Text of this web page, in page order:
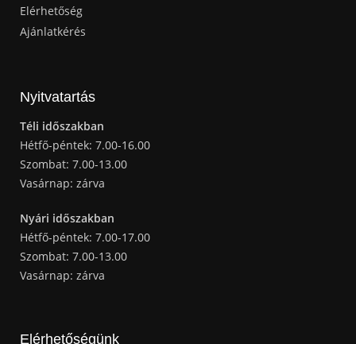
Elérhetőség
Ajánlatkérés
Nyitvatartás
Téli időszakban
Hétfő-péntek: 7.00-16.00
Szombat: 7.00-13.00
Vasárnap: zárva
Nyári időszakban
Hétfő-péntek: 7.00-17.00
Szombat: 7.00-13.00
Vasárnap: zárva
Elérhetőségünk